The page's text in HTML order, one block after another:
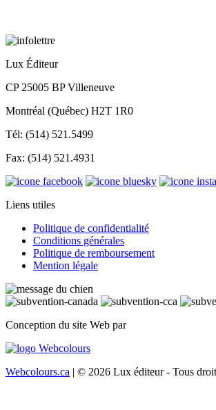
Lux Éditeur
CP 25005 BP Villeneuve
Montréal (Québec) H2T 1R0
Tél: (514) 521.5499
Fax: (514) 521.4931
Liens utiles
Politique de confidentialité
Conditions générales
Politique de remboursement
Mention légale
Conception du site Web par
Webcolours.ca | © 2026 Lux éditeur - Tous